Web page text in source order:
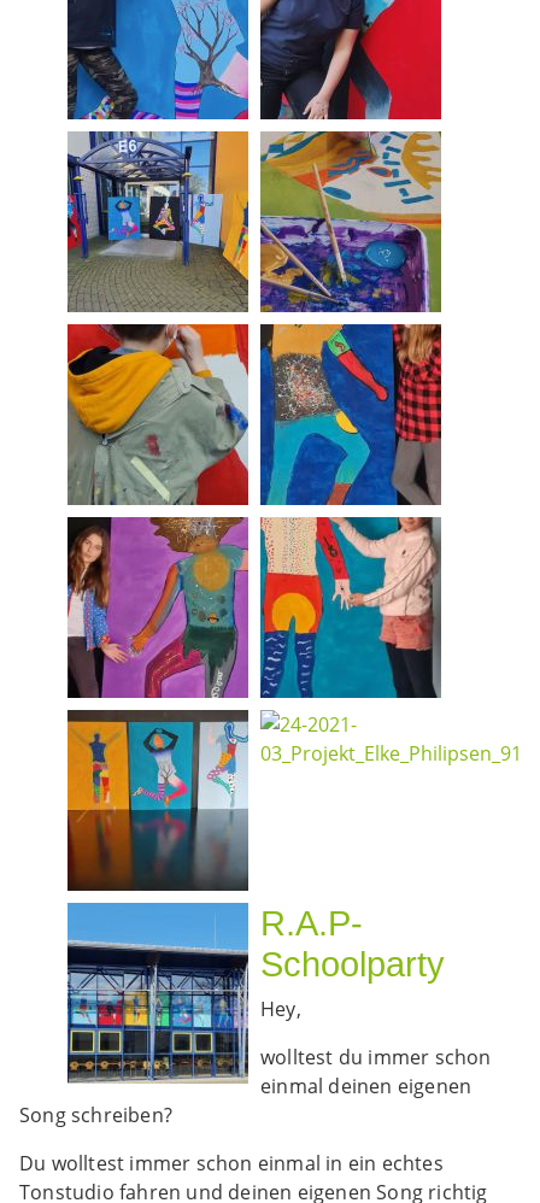
R.A.P-
Schoolparty
Hey,
wolltest du immer schon
einmal deinen eigenen
Song schreiben?
Du wolltest immer schon einmal in ein echtes
Tonstudio fahren und deinen eigenen Song richtig